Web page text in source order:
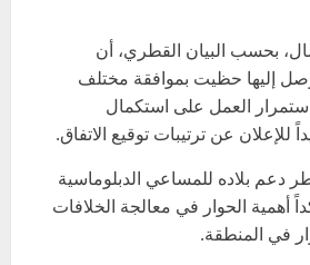
بحسب البيان القطري، أن
إليها حظيت بموافقة مختلف
العمل على استكمال
للإعلان عن ترتيبات توقيع الاتفاق.
دعم بلاده للمساعي الدبلوماسية
أهمية الحوار في معالجة الخلافات
في المنطقة.